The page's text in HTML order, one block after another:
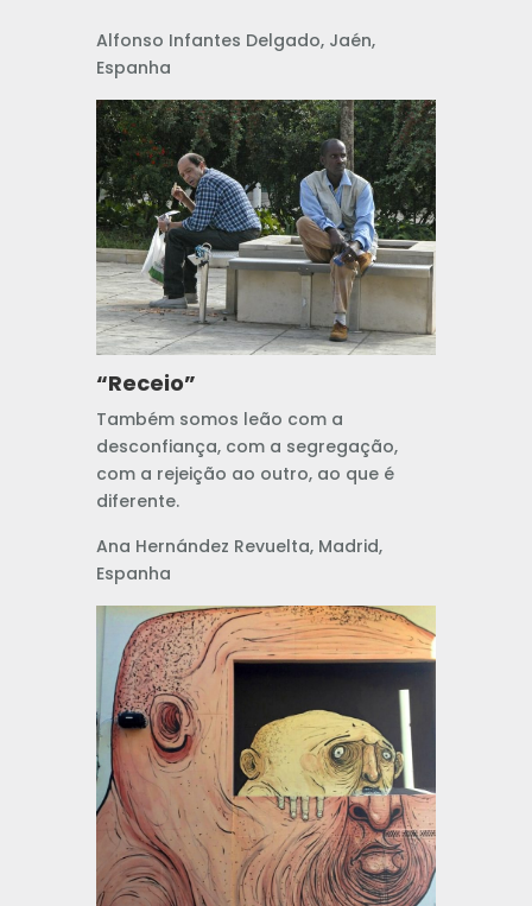
Alfonso Infantes Delgado, Jaén,
Espanha
“Receio”
Também somos leão com a
desconfiança, com a segregação,
com a rejeição ao outro, ao que é
diferente.
Ana Hernández Revuelta, Madrid,
Espanha